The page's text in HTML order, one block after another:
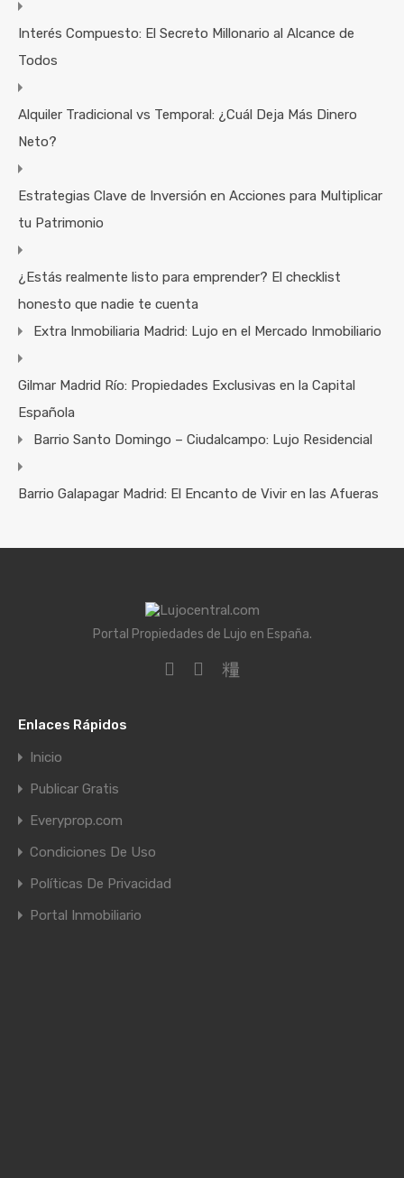
Interés Compuesto: El Secreto Millonario al Alcance de
Todos
Alquiler Tradicional vs Temporal: ¿Cuál Deja Más Dinero
Neto?
Estrategias Clave de Inversión en Acciones para Multiplicar
tu Patrimonio
¿Estás realmente listo para emprender? El checklist
honesto que nadie te cuenta
Extra Inmobiliaria Madrid: Lujo en el Mercado Inmobiliario
Gilmar Madrid Río: Propiedades Exclusivas en la Capital
Española
Barrio Santo Domingo – Ciudalcampo: Lujo Residencial
Barrio Galapagar Madrid: El Encanto de Vivir en las Afueras
Portal Propiedades de Lujo en España.
Enlaces Rápidos
Inicio
Publicar Gratis
Everyprop.com
Condiciones De Uso
Políticas De Privacidad
Portal Inmobiliario